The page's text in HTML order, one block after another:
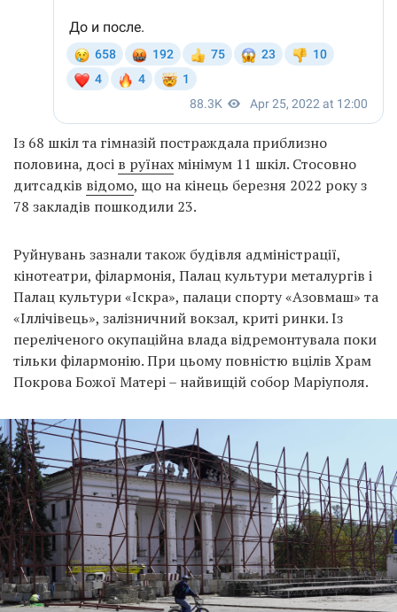
Із 68 шкіл та гімназій постраждала приблизно
половина, досі в руїнах мінімум 11 шкіл. Стосовно
дитсадків відомо, що на кінець березня 2022 року з
78 закладів пошкодили 23.
Руйнувань зазнали також будівля адміністрації,
кінотеатри, філармонія, Палац культури металургів і
Палац культури «Іскра», палаци спорту «Азовмаш» та
«Іллічівець», залізничний вокзал, криті ринки. Із
переліченого окупаційна влада відремонтувала поки
тільки філармонію. При цьому повністю вцілів Храм
Покрова Божої Матері – найвищій собор Маріуполя.